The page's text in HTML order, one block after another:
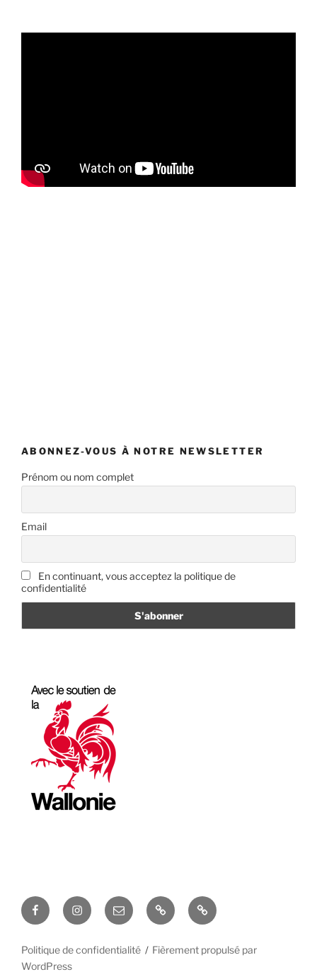
ABONNEZ-VOUS À NOTRE NEWSLETTER
Prénom ou nom complet
Email
En continuant, vous acceptez la politique de
confidentialité
FacebookInstagramEmail FormationsYouTube
Politique de confidentialité
Fièrement propulsé par
WordPress